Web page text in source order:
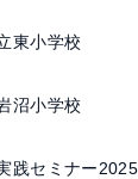
小学校
小学校
践セミナー